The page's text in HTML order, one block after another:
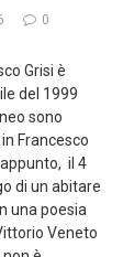
0
Grisi è
del 1999
sono
Francesco
il 4
di un abitare
una poesia
Veneto